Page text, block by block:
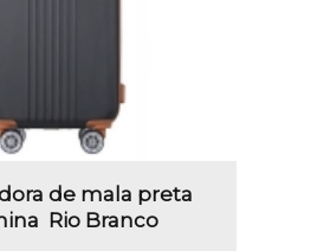
de mala preta
Rio Branco